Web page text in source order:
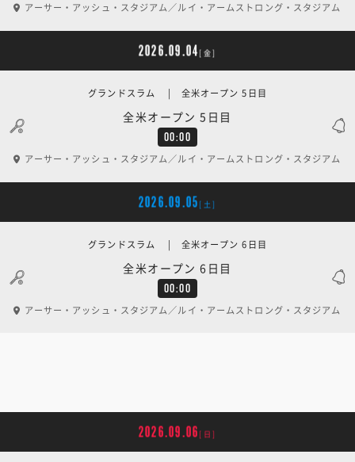
アーサー・アッシュ・スタジアム／ルイ・アームストロング・スタジアム
2026.09.04 [金]
00:00
全米オープン 5日目
グランドスラム | 全米オープン 5日目
アーサー・アッシュ・スタジアム／ルイ・アームストロング・スタジアム
2026.09.05 [土]
00:00
全米オープン 6日目
グランドスラム | 全米オープン 6日目
アーサー・アッシュ・スタジアム／ルイ・アームストロング・スタジアム
2026.09.06 [日]